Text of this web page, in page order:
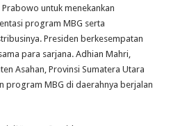
untuk menekankan
program MBG serta
Presiden berkesempatan
para sarjana. Adhian Mahri,
Asahan, Provinsi Sumatera Utara
program MBG di daerahnya berjalan